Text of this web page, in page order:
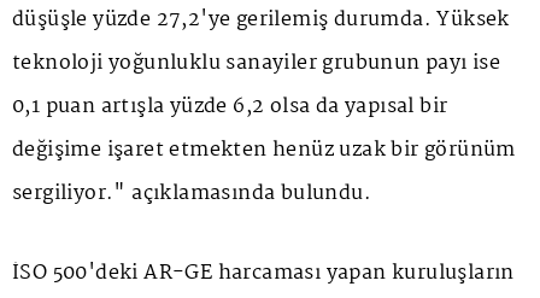
düşüşle yüzde 27,2'ye gerilemiş durumda. Yüksek
teknoloji yoğunluklu sanayiler grubunun payı ise
0,1 puan artışla yüzde 6,2 olsa da yapısal bir
değişime işaret etmekten henüz uzak bir görünüm
sergiliyor." açıklamasında bulundu.
İSO 500'deki AR-GE harcaması yapan kuruluşların